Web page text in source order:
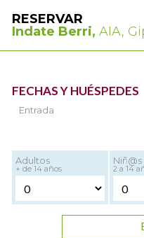
RESERVAR
Indate Berri,AIA,
FECHAS Y HUÉSPEDES
Entrada
Adultos
+ de 14 años
Niñ@s
2 a 14